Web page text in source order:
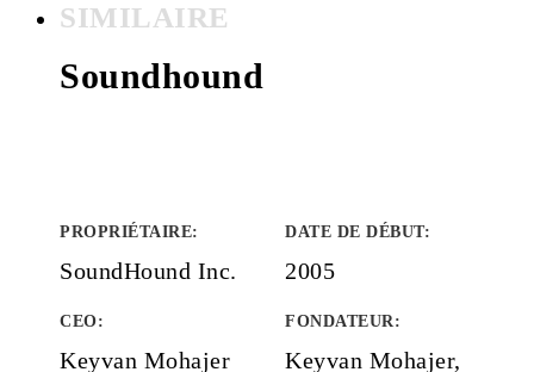
SIMILAIRE
Soundhound
PROPRIÉTAIRE:
SoundHound Inc.
DATE DE DÉBUT:
2005
CEO:
Keyvan Mohajer
FONDATEUR:
Keyvan Mohajer,